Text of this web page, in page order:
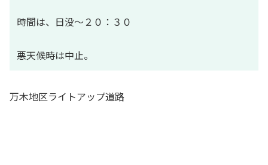
時間は、日没〜２０：３０
悪天候時は中止。
万木地区ライトアップ道路